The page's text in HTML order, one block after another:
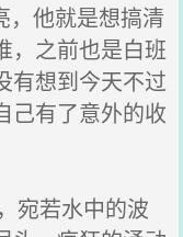
他就是想搞清
，之前也是白班
有想到今天不过
己有了意外的收
宛若水中的波